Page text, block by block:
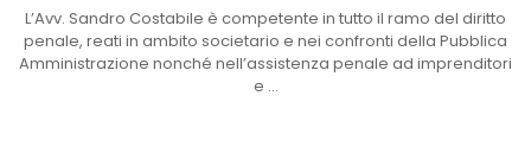
L’Avv. Sandro Costabile è competente in tutto il ramo del diritto
penale, reati in ambito societario e nei confronti della Pubblica
Amministrazione nonché nell’assistenza penale ad imprenditori
e ...